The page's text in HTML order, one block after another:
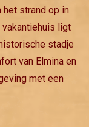
het strand op in
vakantiehuis ligt
stadje
van Elmina en
met een